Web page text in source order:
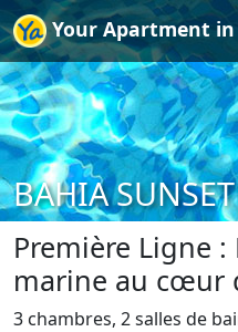
Your Apartment in
BAHIA
Première Ligne
marine au cœur
3 chambres, 2 salles de